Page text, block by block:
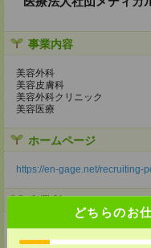
どちらのお
事業内容
美容外科
美容皮膚科
美容外科クリニック
美容医療
ホームページ
https://en-gage.net/recruiting-
事業所
東京都新宿区新宿3丁目1-20